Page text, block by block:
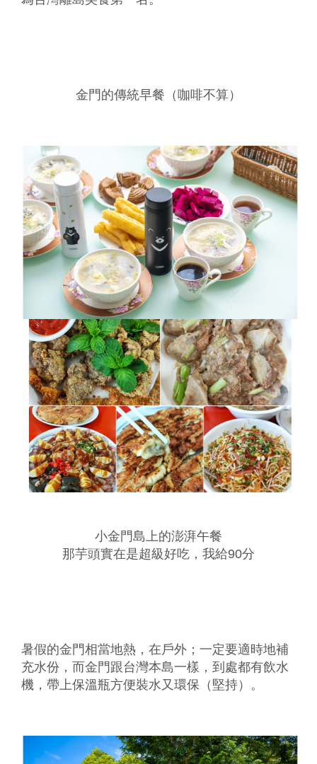
金門的傳統早餐（咖啡不算）
小金門島上的澎湃午餐
那芋頭實在是超級好吃，我給90分
暑假的金門相當地熱，在戶外；一定要適時地補
充水份，而金門跟台灣本島一樣，到處都有飲水
機，帶上保溫瓶方便裝水又環保（堅持）。